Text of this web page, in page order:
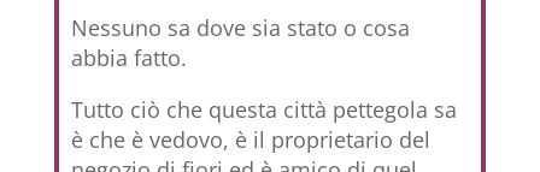
Nessuno sa dove sia stato o cosa
abbia fatto.
Tutto ciò che questa città pettegola sa
è che è vedovo, è il proprietario del